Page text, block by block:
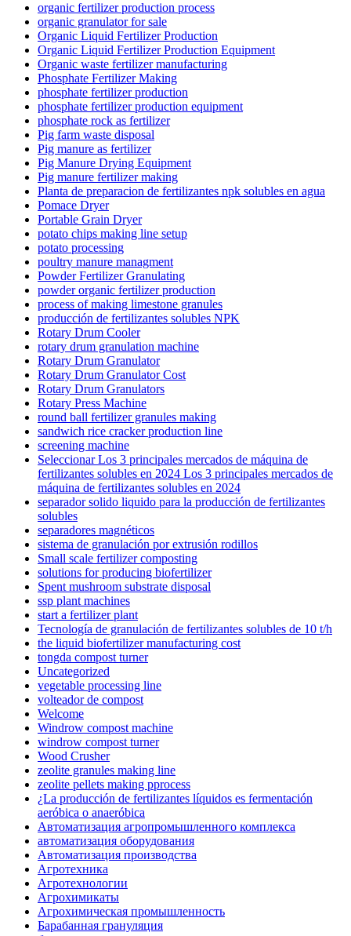
organic fertilizer production process
organic granulator for sale
Organic Liquid Fertilizer Production
Organic Liquid Fertilizer Production Equipment
Organic waste fertilizer manufacturing
Phosphate Fertilizer Making
phosphate fertilizer production
phosphate fertilizer production equipment
phosphate rock as fertilizer
Pig farm waste disposal
Pig manure as fertilizer
Pig Manure Drying Equipment
Pig manure fertilizer making
Planta de preparacion de fertilizantes npk solubles en agua
Pomace Dryer
Portable Grain Dryer
potato chips making line setup
potato processing
poultry manure managment
Powder Fertilizer Granulating
powder organic fertilizer production
process of making limestone granules
producción de fertilizantes solubles NPK
Rotary Drum Cooler
rotary drum granulation machine
Rotary Drum Granulator
Rotary Drum Granulator Cost
Rotary Drum Granulators
Rotary Press Machine
round ball fertilizer granules making
sandwich rice cracker production line
screening machine
Seleccionar Los 3 principales mercados de máquina de
fertilizantes solubles en 2024 Los 3 principales mercados de
máquina de fertilizantes solubles en 2024
separador solido liquido para la producción de fertilizantes
solubles
separadores magnéticos
sistema de granulación por extrusión rodillos
Small scale fertilizer composting
solutions for producing biofertilizer
Spent mushroom substrate disposal
ssp plant machines
start a fertilizer plant
Tecnología de granulación de fertilizantes solubles de 10 t/h
the liquid biofertilizer manufacturing cost
tongda compost turner
Uncategorized
vegetable processing line
volteador de compost
Welcome
Windrow compost machine
windrow compost turner
Wood Crusher
zeolite granules making line
zeolite pellets making pprocess
¿La producción de fertilizantes líquidos es fermentación
aeróbica o anaeróbica
Автоматизация агропромышленного комплекса
автоматизация оборудования
Автоматизация производства
Агротехника
Агротехнологии
Агрохимикаты
Агрохимическая промышленность
Барабанная грануляция